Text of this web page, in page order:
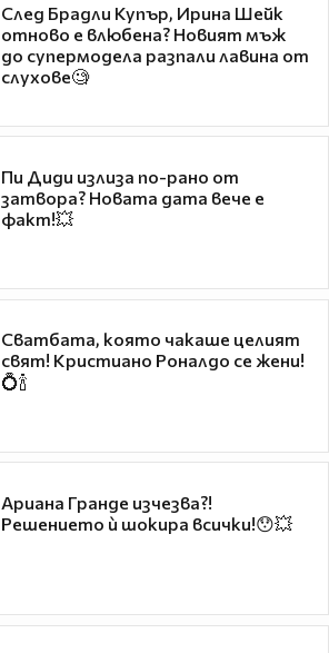
След Брадли Купър, Ирина Шейк
отново е влюбена? Новият мъж
до супермодела разпали лавина от
слухове🧐
Пи Диди излиза по-рано от
затвора? Новата дата вече е
факт!💥
Сватбата, която чакаше целият
свят! Кристиано Роналдо се жени!
💍🍾
Ариана Гранде изчезва?!
Решението ѝ шокира всички!😯💥